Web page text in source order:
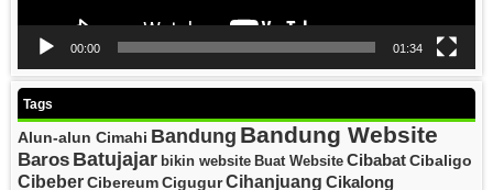
00:00 01:34
Tags
Alun-alun Cimahi Bandung Bandung Website
Baros Batujajar bikin website Buat Website CibabatCibaligo
CibeberCibereumCigugurCihanjuang Cikalong